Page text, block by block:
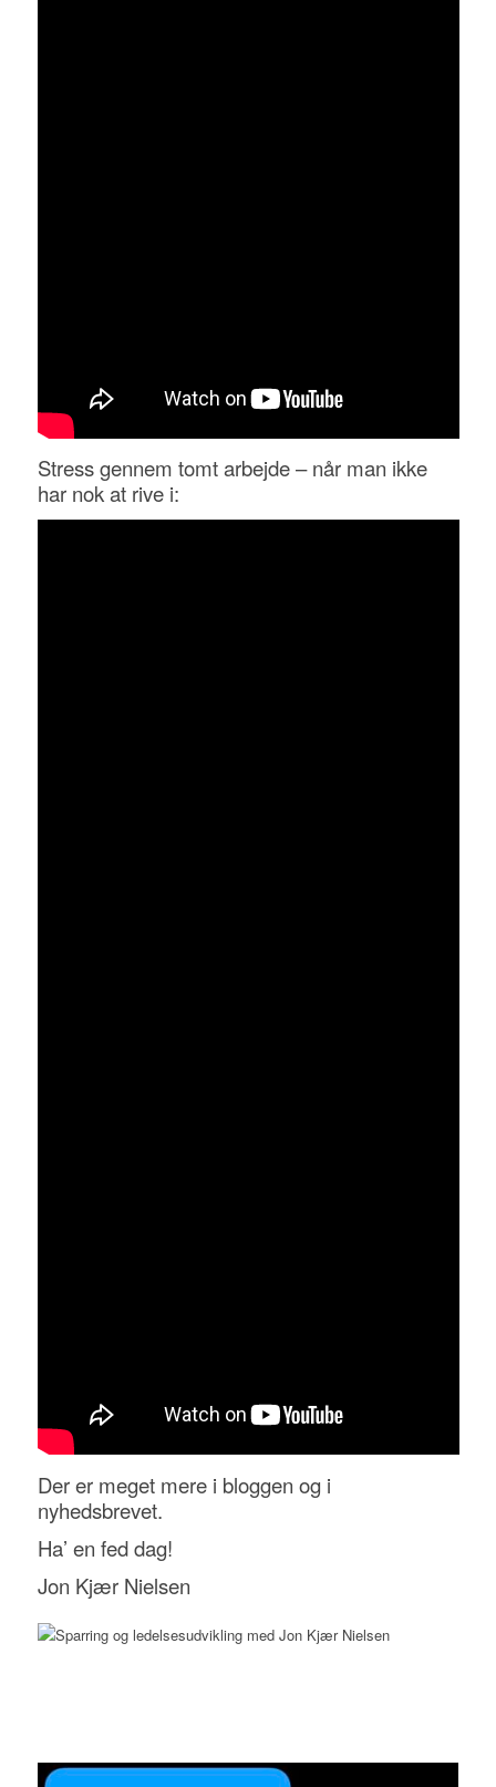
Stress gennem tomt arbejde – når man ikke
har nok at rive i:
Der er meget mere i bloggen og i
nyhedsbrevet.
Ha’ en fed dag!
Jon Kjær Nielsen